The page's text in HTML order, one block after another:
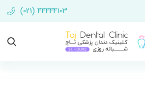
(021) 44444103